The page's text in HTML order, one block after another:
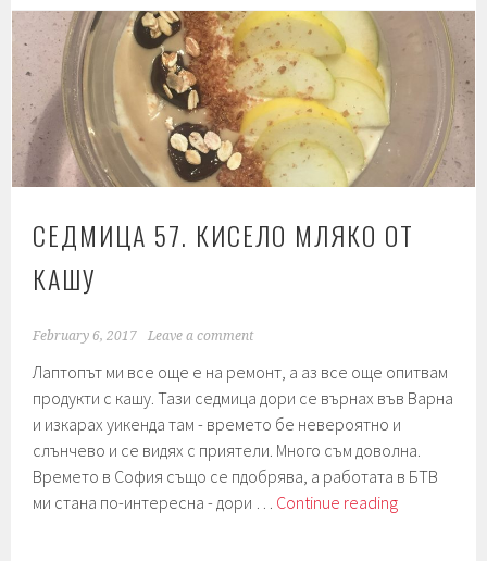
с
леща.
СЕДМИЦА 57. КИСЕЛО МЛЯКО ОТ
КАШУ
February 6, 2017 Leave a comment
Лаптопът ми все още е на ремонт, а аз все още опитвам
продукти с кашу. Тази седмица дори се върнах във Варна
и изкарах уикенда там - времето бе невероятно и
слънчево и се видях с приятели. Много съм доволна.
Времето в София също се пдобрява, а работата в БТВ
ми стана по-интересна - дори … Continue readingСедмица